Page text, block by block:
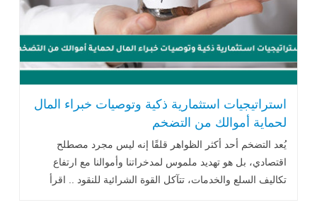
استراتيجيات استثمارية ذكية وتوصيات خبراء المال
لحماية أموالك من التضخم
يُعد التضخم أحد أكثر الظواهر قلقًا إنه ليس مجرد مصطلح
اقتصادي، بل هو تهديد ملموس لمدخراتنا وأموالنا مع ارتفاع
تكاليف السلع والخدمات، تتآكل القوة الشرائية للنقود .. اقرأ